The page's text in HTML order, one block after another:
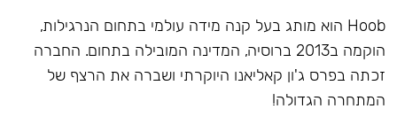
Hoob הוא מותג בעל קנה מידה עולמי בתחום הנרגילות,
הוקמה ב2013 ברוסיה, המדינה המובילה בתחום. החברה
זכתה בפרס ג'ון קאליאנו היוקרתי ושברה את הרצף של
המתחרה הגדולה!